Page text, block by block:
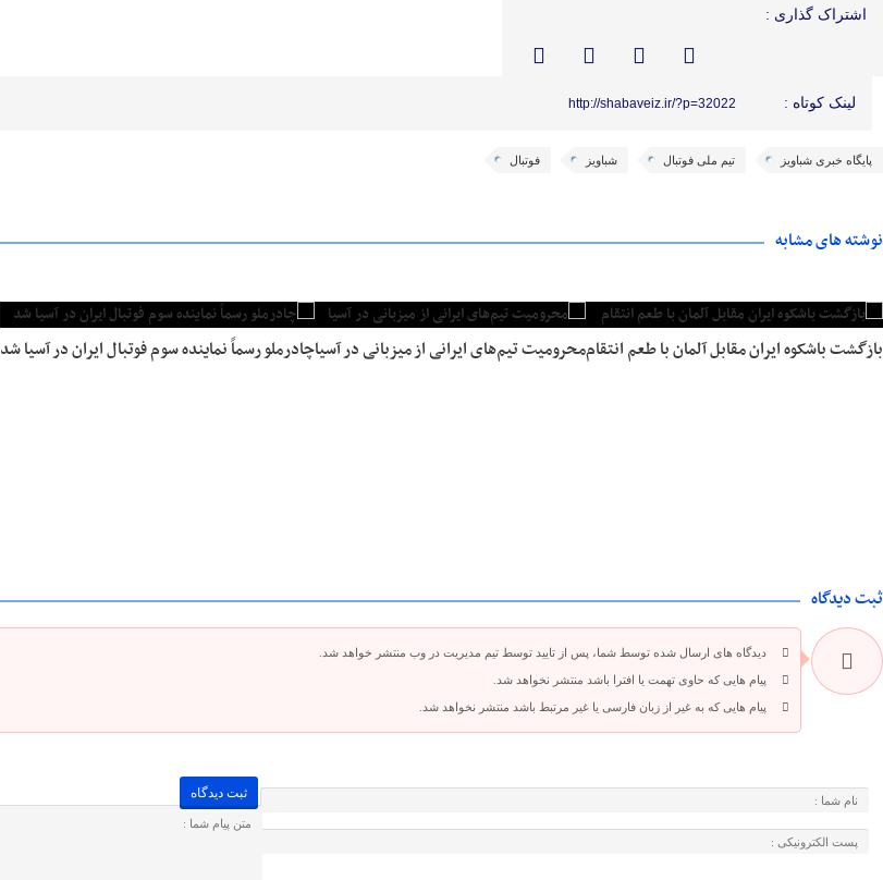
اشتراک گذاری :
لینک کوتاه : http://shabaveiz.ir/?p=32022
پایگاه خبری شباویز تیم ملی فوتبال شباویز فوتبال
نوشته های مشابه
بازگشت باشکوه ایران مقابل آلمان با طعم انتقاممحرومیت تیم‌های ایرانی از میزبانی در آسیاچادرملو رسماً نماینده سوم فوتبال ایران در آسیا شد
ثبت دیدگاه
دیدگاه های ارسال شده توسط شما، پس از تایید توسط تیم مدیریت در وب منتشر خواهد شد.
پیام هایی که حاوی تهمت یا افترا باشد منتشر نخواهد شد.
پیام هایی که به غیر از زبان فارسی یا غیر مرتبط باشد منتشر نخواهد شد.